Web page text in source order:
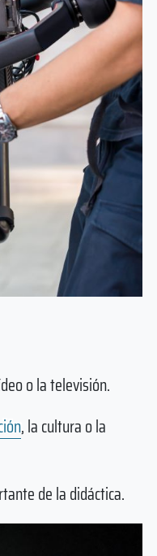
o la televisión.
, la cultura o la
de la didáctica.